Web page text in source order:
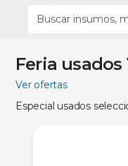
Feria
Ver ofertas
Especial usados